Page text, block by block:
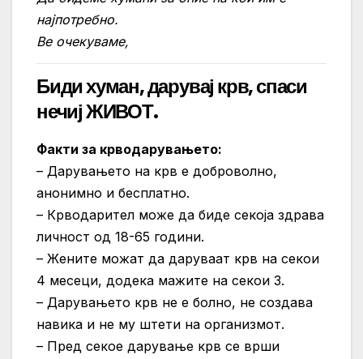
најпотребно.
Ве очекуваме,
Биди хуман, дарувај крв, спаси
нечиј ЖИВОТ.
Факти за крводарувањето:
– Дарувањето на крв е доброволно,
анонимно и бесплатно.
– Крводарител може да биде секоја здрава
личност од 18-65 години.
– Жените можат да даруваат крв на секои
4 месеци, додека мажите на секои 3.
– Дарувањето крв не е болно, не создава
навика и не му штети на организмот.
– Пред секое дарување крв се врши